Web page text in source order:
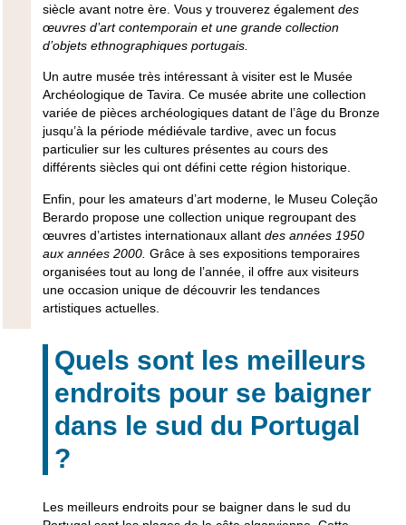
siècle avant notre ère. Vous y trouverez également des
œuvres d’art contemporain et une grande collection
d’objets ethnographiques portugais.
Un autre musée très intéressant à visiter est le Musée
Archéologique de Tavira. Ce musée abrite une collection
variée de pièces archéologiques datant de l’âge du Bronze
jusqu’à la période médiévale tardive, avec un focus
particulier sur les cultures présentes au cours des
différents siècles qui ont défini cette région historique.
Enfin, pour les amateurs d’art moderne, le Museu Coleção
Berardo propose une collection unique regroupant des
œuvres d’artistes internationaux allant des années 1950
aux années 2000. Grâce à ses expositions temporaires
organisées tout au long de l’année, il offre aux visiteurs
une occasion unique de découvrir les tendances
artistiques actuelles.
Quels sont les meilleurs
endroits pour se baigner
dans le sud du Portugal
?
Les meilleurs endroits pour se baigner dans le sud du